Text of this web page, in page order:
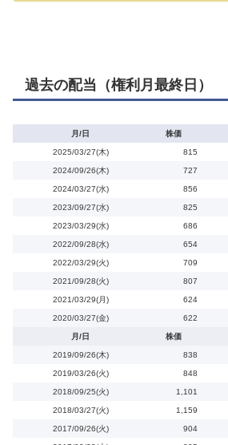
過去の配当（権利月最終日）
月/日 株価
2025/03/27(木) 815
2024/09/26(木) 727
2024/03/27(水) 856
2023/09/27(水) 825
2023/03/29(水) 686
2022/09/28(水) 654
2022/03/29(火) 709
2021/09/28(火) 807
2021/03/29(月) 624
2020/03/27(金) 622
月/日 株価
2019/09/26(木) 838
2019/03/26(火) 848
2018/09/25(火) 1,101
2018/03/27(火) 1,159
2017/09/26(火) 904